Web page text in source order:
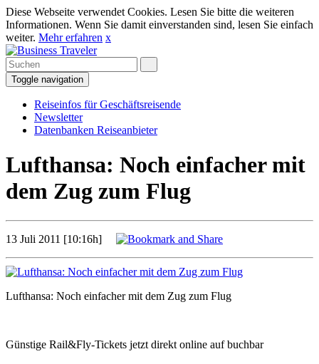
Diese Webseite verwendet Cookies. Lesen Sie bitte die weiteren
Informationen. Wenn Sie damit einverstanden sind, lesen Sie einfach
weiter. Mehr erfahren x
Toggle navigation
Reiseinfos für Geschäftsreisende
Newsletter
Datenbanken Reiseanbieter
Lufthansa: Noch einfacher mit
dem Zug zum Flug
13 Juli 2011 [10:16h]
Lufthansa: Noch einfacher mit dem Zug zum Flug
Günstige Rail&Fly-Tickets jetzt direkt online auf buchbar